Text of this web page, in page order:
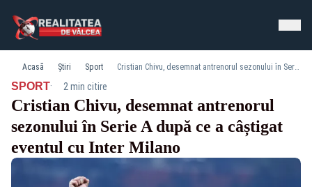
Acasă Știri Sport Cristian Chivu, desemnat antrenorul sezonului în Serie A după ce a câștigat eventul cu Inter Milano
SPORT· 2 min citire
Cristian Chivu, desemnat antrenorul
sezonului în Serie A după ce a câștigat
eventul cu Inter Milano